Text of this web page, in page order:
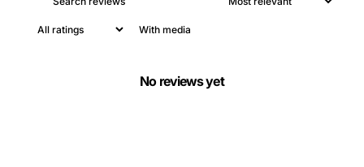
With media
No reviews yet